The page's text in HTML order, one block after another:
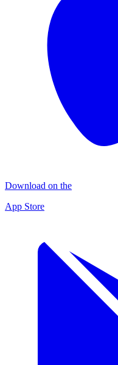
Download on the
App Store